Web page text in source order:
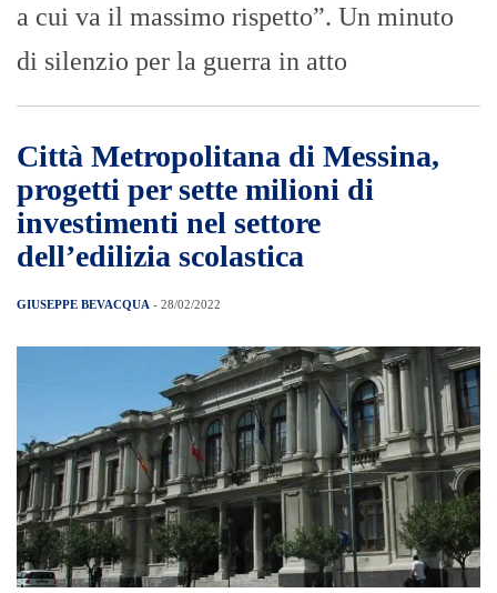
a cui va il massimo rispetto”. Un minuto
di silenzio per la guerra in atto
Città Metropolitana di Messina,
progetti per sette milioni di
investimenti nel settore
dell’edilizia scolastica
GIUSEPPE BEVACQUA - 28/02/2022